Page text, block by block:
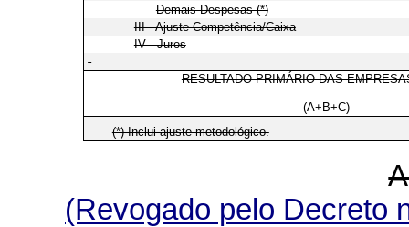
Demais Despesas (*)
III - Ajuste Competência/Caixa
IV - Juros
RESULTADO PRIMÁRIO DAS
(A+B+C)
(*) Inclui ajuste metodológico.
(Revogado pelo Decreto